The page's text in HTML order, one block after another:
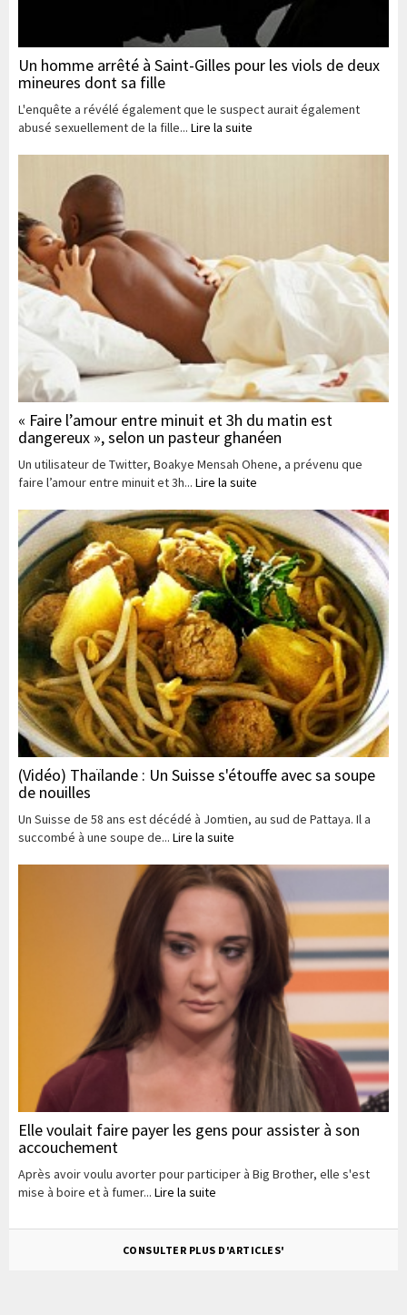
Un homme arrêté à Saint-Gilles pour les viols de deux
mineures dont sa fille
L'enquête a révélé également que le suspect aurait également
abusé sexuellement de la fille... Lire la suite
« Faire l’amour entre minuit et 3h du matin est
dangereux », selon un pasteur ghanéen
Un utilisateur de Twitter, Boakye Mensah Ohene, a prévenu que
faire l’amour entre minuit et 3h... Lire la suite
(Vidéo) Thaïlande : Un Suisse s'étouffe avec sa soupe
de nouilles
Un Suisse de 58 ans est décédé à Jomtien, au sud de Pattaya. Il a
succombé à une soupe de... Lire la suite
Elle voulait faire payer les gens pour assister à son
accouchement
Après avoir voulu avorter pour participer à Big Brother, elle s'est
mise à boire et à fumer... Lire la suite
CONSULTER PLUS D'ARTICLES'